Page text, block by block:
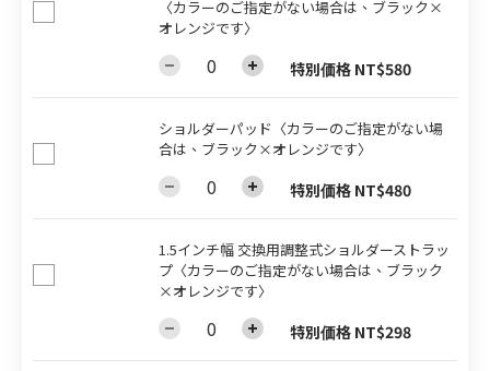
〈カラーのご指定がない場合は、ブラック×
オレンジです〉
特別価格 NT$580
ショルダーパッド〈カラーのご指定がない場
合は、ブラック×オレンジです〉
特別価格 NT$480
1.5インチ幅 交換用調整式ショルダーストラッ
プ〈カラーのご指定がない場合は、ブラック
×オレンジです〉
特別価格 NT$298